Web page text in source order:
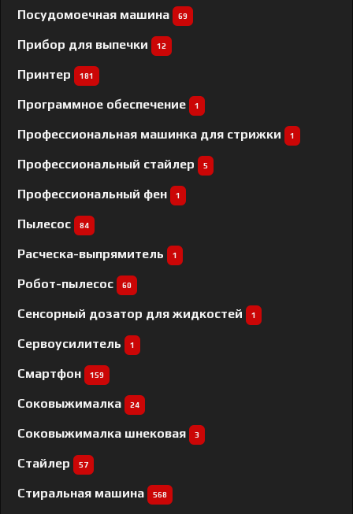
Посудомоечная машина 69
Прибор для выпечки 12
Принтер 181
Программное обеспечение 1
Профессиональная машинка для стрижки 1
Профессиональный cтайлер 5
Профессиональный фен 1
Пылесос 84
Расческа-выпрямитель 1
Робот-пылесос 60
Сенсорный дозатор для жидкостей 1
Сервоусилитель 1
Смартфон 159
Соковыжималка 24
Соковыжималка шнековая 3
Стайлер 57
Стиральная машина 568